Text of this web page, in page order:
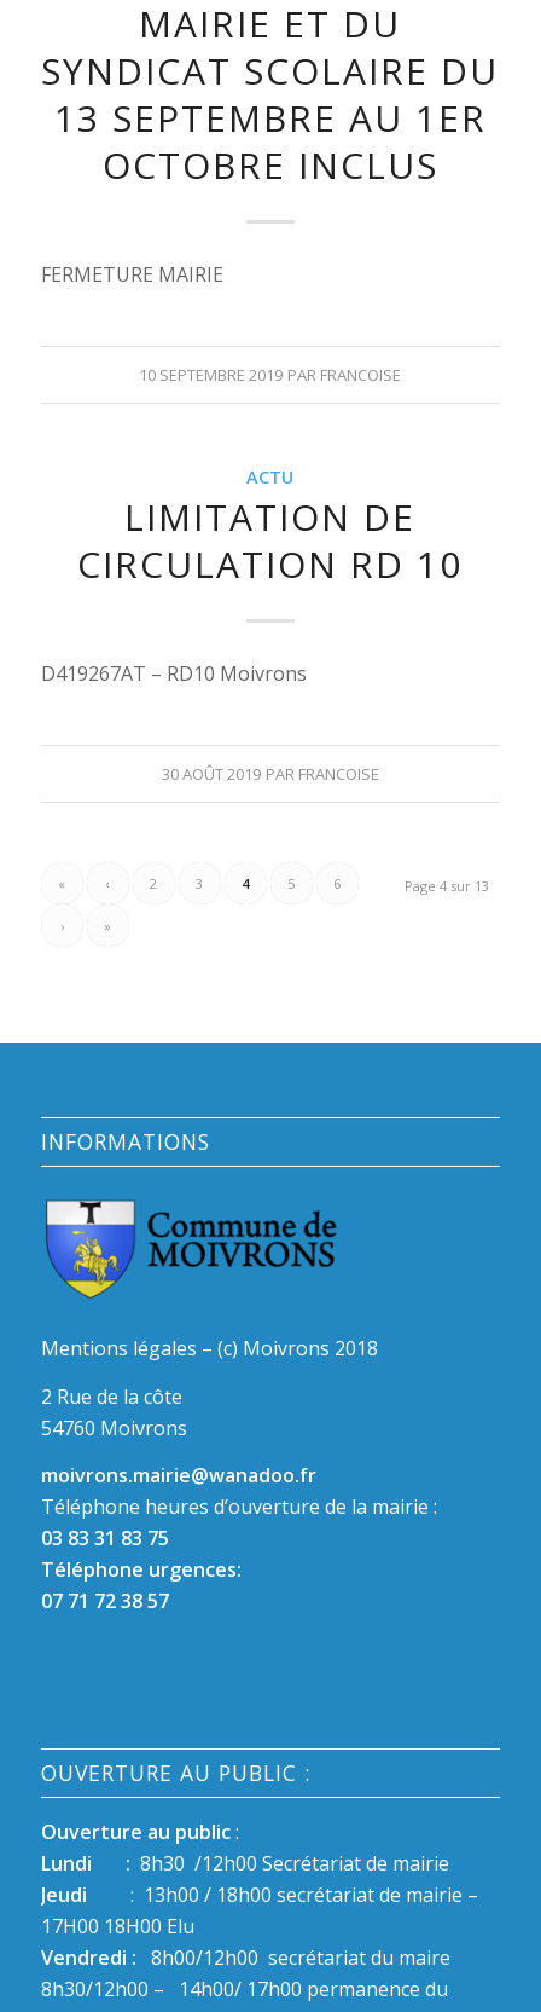
MAIRIE ET DU
SYNDICAT SCOLAIRE DU
13 SEPTEMBRE AU 1ER
OCTOBRE INCLUS
FERMETURE MAIRIE
10 SEPTEMBRE 2019 PAR FRANCOISE
ACTU
LIMITATION DE
CIRCULATION RD 10
D419267AT – RD10 Moivrons
30 AOÛT 2019 PAR FRANCOISE
Page 4 sur 13
« ‹ 2 3 4 5 6
› »
INFORMATIONS
Mentions légales – (c) Moivrons 2018
2 Rue de la côte
54760 Moivrons
moivrons.mairie@wanadoo.fr
Téléphone heures d’ouverture de la mairie :
03 83 31 83 75
Téléphone urgences:
07 71 72 38 57
OUVERTURE AU PUBLIC :
Ouverture au public:
Lundi : 8h30 /12h00 Secrétariat de mairie
Jeudi : 13h00 / 18h00 secrétariat de mairie –
17H00 18H00 Elu
Vendredi : 8h00/12h00 secrétariat du maire
8h30/12h00 – 14h00/ 17h00 permanence du